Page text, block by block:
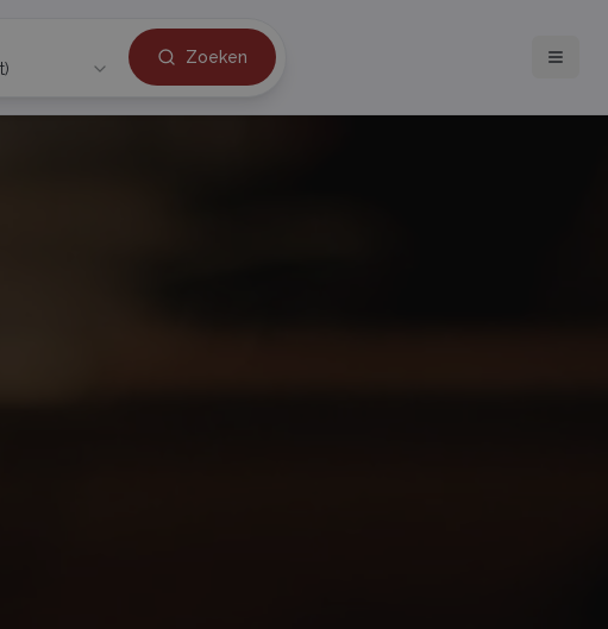
Zoeken